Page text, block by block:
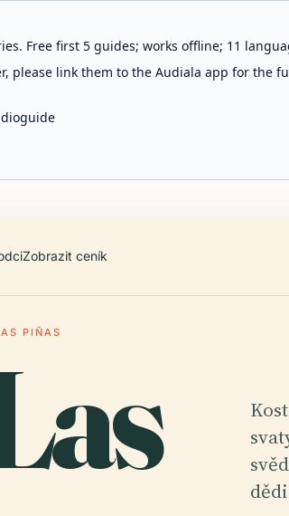
Free first 5 guides; works offline; 11
please link them to the Audiala app for the
Zobrazit ceník
PIÑAS